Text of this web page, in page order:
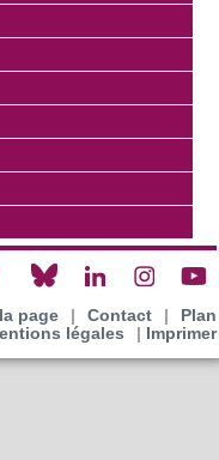
page Contact
Plan
légales Imprimer